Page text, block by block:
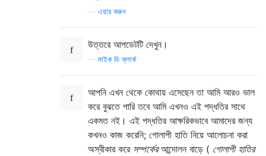
এয়ার করুন
উত্তরে আপডেটটি দেখুন।
মাইক ডি ক্লার্ক
আপনি এখন থেকে কোথায় এসেছেন তা আমি আরও ভাল
করে বুঝতে পারি তবে আমি এখনও এই পদ্ধতির সাথে
একমত নই। এই পদ্ধতির আক্ষরিকভাবে আমাদের জন্য
কখনও কাজ করেনি; গোলাপী হাতি নিয়ে আলোচনা করা
অস্বীকার করে সম্পর্কেরআন্দোলন বাড়ে ( গোলাপী হাতির